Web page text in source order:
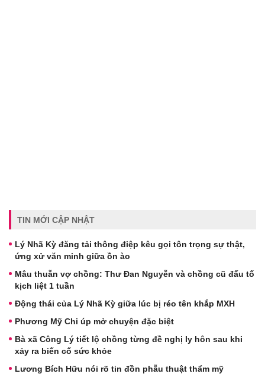
TIN MỚI CẬP NHẬT
Lý Nhã Kỳ đăng tải thông điệp kêu gọi tôn trọng sự thật,
ứng xử văn minh giữa ồn ào
Mâu thuẫn vợ chồng: Thư Đan Nguyễn và chồng cũ đấu tố
kịch liệt 1 tuần
Động thái của Lý Nhã Kỳ giữa lúc bị réo tên khắp MXH
Phương Mỹ Chi úp mở chuyện đặc biệt
Bà xã Công Lý tiết lộ chồng từng đề nghị ly hôn sau khi
xảy ra biến cố sức khỏe
Lương Bích Hữu nói rõ tin đồn phẫu thuật thẩm mỹ